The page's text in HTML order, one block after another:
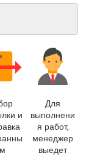
и
м
Для
выполнени
я работ,
менеджер
выедет